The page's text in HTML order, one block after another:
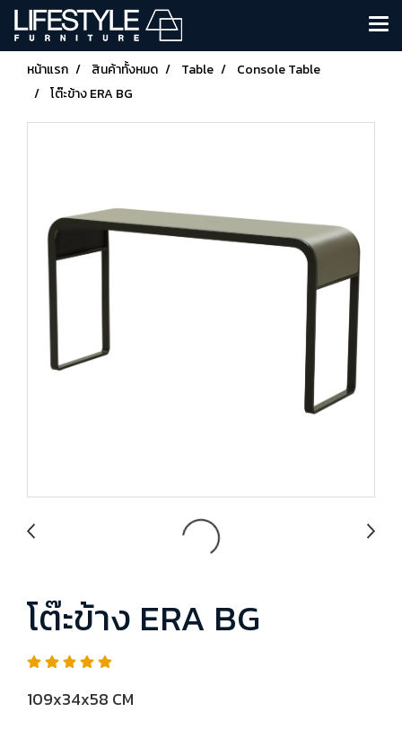
หน้าแรก สินค้าทั้งหมด Table
Console Table
โต๊ะข้าง ERA BG
โต๊ะข้าง ERA BG
109x34x58 CM